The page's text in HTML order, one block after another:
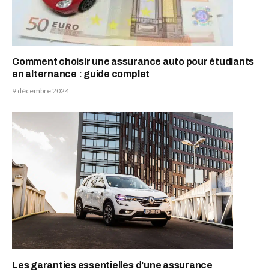
Comment choisir une assurance auto pour étudiants
en alternance : guide complet
9 décembre 2024
Les garanties essentielles d’une assurance